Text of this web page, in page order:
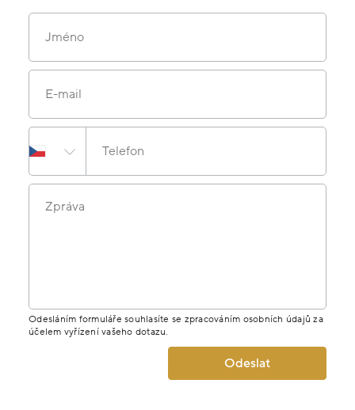
Jméno
E-mail
Telefon
Zpráva
Odesláním formuláře souhlasíte se zpracováním osobních údajů za
účelem vyřízení vašeho dotazu.
Odeslat